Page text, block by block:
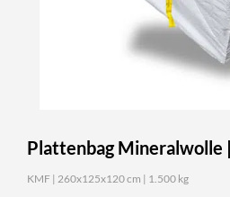
Plattenbag Mineralwolle
KMF | 260x125x120 cm | 1.500 kg